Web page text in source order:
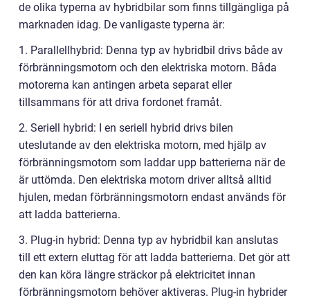
de olika typerna av hybridbilar som finns tillgängliga på
marknaden idag. De vanligaste typerna är:
1. Parallellhybrid: Denna typ av hybridbil drivs både av
förbränningsmotorn och den elektriska motorn. Båda
motorerna kan antingen arbeta separat eller
tillsammans för att driva fordonet framåt.
2. Seriell hybrid: I en seriell hybrid drivs bilen
uteslutande av den elektriska motorn, med hjälp av
förbränningsmotorn som laddar upp batterierna när de
är uttömda. Den elektriska motorn driver alltså alltid
hjulen, medan förbränningsmotorn endast används för
att ladda batterierna.
3. Plug-in hybrid: Denna typ av hybridbil kan anslutas
till ett extern eluttag för att ladda batterierna. Det gör att
den kan köra längre sträckor på elektricitet innan
förbränningsmotorn behöver aktiveras. Plug-in hybrider